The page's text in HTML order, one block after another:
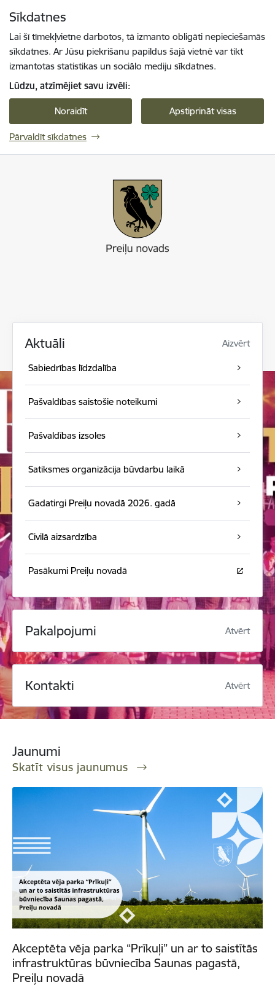
Sīkdatnes
Lai šī tīmekļvietne darbotos, tā izmanto obligāti nepieciešamās
sīkdatnes. Ar Jūsu piekrišanu papildus šajā vietnē var tikt
izmantotas statistikas un sociālo mediju sīkdatnes.
Lūdzu, atzīmējiet savu izvēli:
Noraidīt Apstiprināt visas
Pārvaldīt sīkdatnes
Aktuāli Aizvērt
Sabiedrības līdzdalība
Pašvaldības saistošie noteikumi
Pašvaldības izsoles
Satiksmes organizācija būvdarbu laikā
Gadatirgi Preiļu novadā 2026. gadā
Civilā aizsardzība
Pasākumi Preiļu novadā
Pakalpojumi Atvērt
Kontakti Atvērt
Jaunumi
Skatīt visus jaunumus
Akceptēta vēja parka “Prīkuļi” un ar to saistītās
infrastruktūras būvniecība Saunas pagastā,
Preiļu novadā